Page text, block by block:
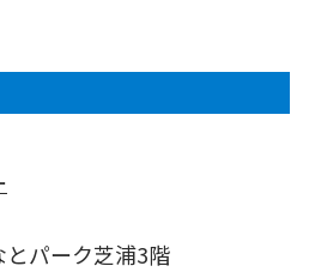
パーク芝浦3階